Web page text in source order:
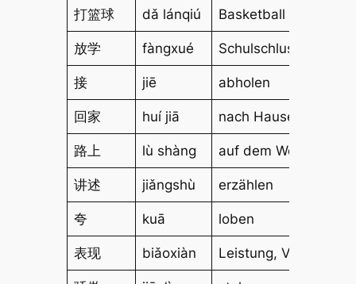
打篮球 dǎ lánqiú Basketball spielen
放学 fàngxué Schulschluss
接 jiē abholen
回家 huí jiā nach Hause gehen
路上 lù shàng auf dem Weg
讲述 jiǎngshù erzählen
夸 kuā loben
表现 biǎoxiàn Leistung, Verhalten